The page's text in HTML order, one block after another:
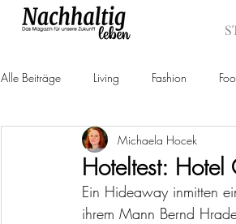
Alle Beiträge Living Fashion
Produkttests Neuheiten
Hoteltest:
Michaela Hocek
Ein Hideaway inmitten
ihrem Mann Bernd